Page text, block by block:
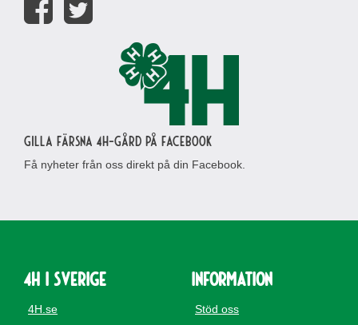
Gilla Färsna 4H-gård på Facebook
Få nyheter från oss direkt på din Facebook.
4H i Sverige
4H.se
Information
Stöd oss